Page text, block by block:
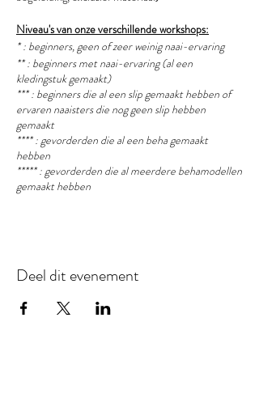
Niveau's van onze verschillende workshops:
* : beginners, geen of zeer weinig naai-ervaring
** : beginners met naai-ervaring (al een
kledingstuk gemaakt)
*** : beginners die al een slip gemaakt hebben of
ervaren naaisters die nog geen slip hebben
gemaakt
**** : gevorderden die al een beha gemaakt
hebben
***** : gevorderden die al meerdere behamodellen
gemaakt hebben
Deel dit evenement